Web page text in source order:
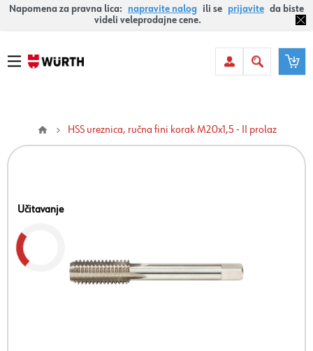
Napomena za pravna lica: napravite nalog ili se prijavite da biste
videli veleprodajne cene.
HSS ureznica, ručna fini korak M20x1,5 - II prolaz
Učitavanje